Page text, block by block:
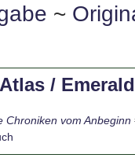
~
/ Emerald
Chroniken vom Anbeginn